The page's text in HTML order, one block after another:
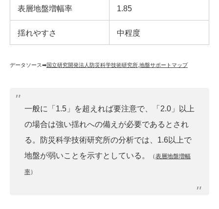
表層地盤増幅率 1.85
揺れやすさ 中程度
データソース➡︎国立研究開発法人防災科学技術研究所 地盤サポートマップ
一般に「1.5」を超えれば要注意で、「2.0」以上
の場合は強い揺れへの備えが必要であるとされ
る。防災科学技術研究所の分析では、1.6以上で
地盤が弱いことを示すとしている。
（表層地盤増幅
率）